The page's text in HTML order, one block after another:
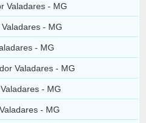
Valadares - MG
- MG
- MG
Valadares - MG
- MG
- MG